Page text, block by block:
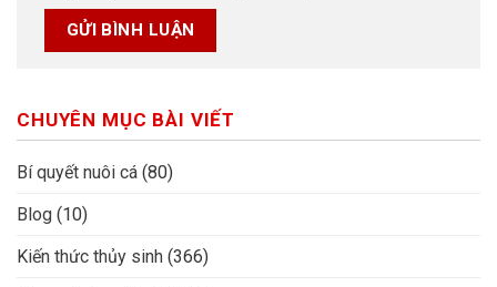
CHUYÊN MỤC BÀI VIẾT
Bí quyết nuôi cá (80)
Blog (10)
Kiến thức thủy sinh (366)